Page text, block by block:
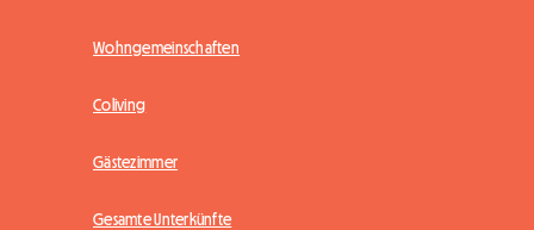
Wohngemeinschaften
Coliving
Gästezimmer
Gesamte Unterkünfte